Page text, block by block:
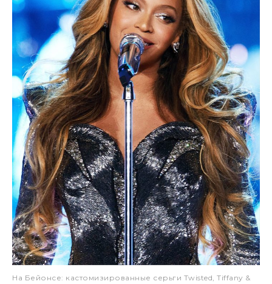
На Бейонсе: кастомизированные серьги Twisted, Tiffany &